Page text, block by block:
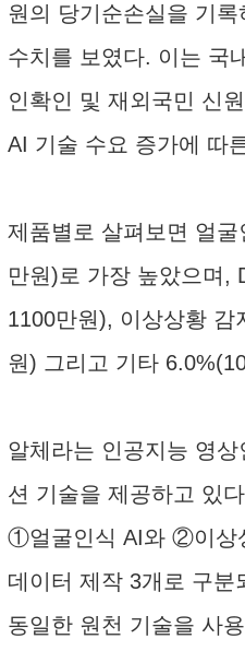
원의 당기순손실을 기
수치를 보였다. 이는 국
인확인 및 재외국민 신
AI 기술 수요 증가에 따
제품별로 살펴보면 얼
만원)로 가장 높았으며,
1100만원), 이상상황 감
원) 그리고 기타
알체라는 인공지능 영
션 기술을 제공하고 있
①얼굴인식 AI와 ②이상
데이터 제작 3개로 구분
동일한 원천 기술을 사